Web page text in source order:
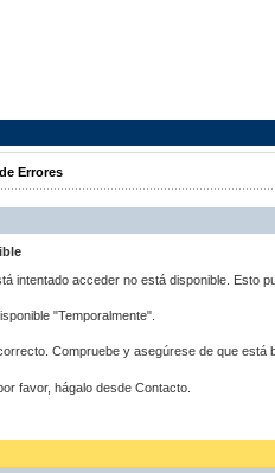
Errores
intentado acceder no está disponible. Esto
"Temporalmente".
Compruebe y asegúrese de que está
favor, hágalo desde Contacto.